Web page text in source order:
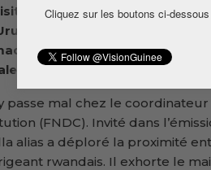
dans la capitale guinéenne
Village de Kigali a eu
Doumbmouya sur le
entre le Rwanda et la Guinée.
passe mal chez le
(FNDC). Invité dans
alias a déploré la proximité
rwandais. Il exhorte le
Cliquez sur les boutons ci-